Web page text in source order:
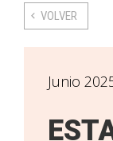
VOLVER
Junio